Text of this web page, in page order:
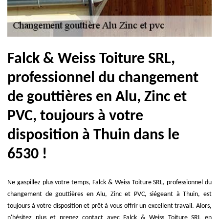
Falck & Weiss Toiture SRL,
professionnel du changement
de gouttières en Alu, Zinc et
PVC, toujours à votre
disposition à Thuin dans le
6530 !
Ne gaspillez plus votre temps, Falck & Weiss Toiture SRL, professionnel du
changement de gouttières en Alu, Zinc et PVC, siégeant à Thuin, est
toujours à votre disposition et prêt à vous offrir un excellent travail. Alors,